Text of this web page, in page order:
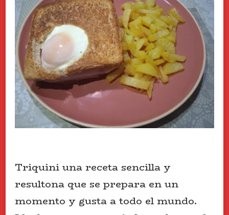
Triquini una receta sencilla y
resultona que se prepara en un
momento y gusta a todo el mundo.